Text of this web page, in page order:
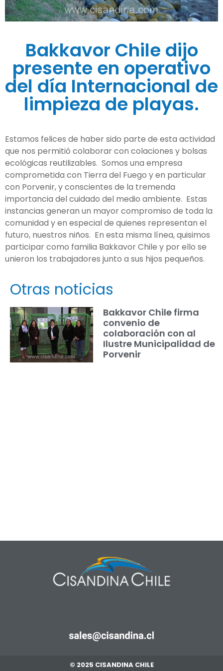
Bakkavor Chile dijo
presente en operativo
del día Internacional de
limpieza de playas.
Estamos felices de haber sido parte de esta actividad
que nos permitió colaborar con colaciones y bolsas
ecológicas reutilizables. Somos una empresa
comprometida con Tierra del Fuego y en particular
con Porvenir, y conscientes de la tremenda
importancia del cuidado del medio ambiente. Estas
instancias generan un mayor compromiso de toda la
comunidad y en especial de quienes representan el
futuro, nuestros niños. En esta misma línea, quisimos
participar como familia Bakkavor Chile y por ello se
unieron los trabajadores junto a sus hijos pequeños.
Otras noticias
Bakkavor Chile firma
convenio de
colaboración con al
Ilustre Municipalidad de
Porvenir
© 2025 CISANDINA CHILE